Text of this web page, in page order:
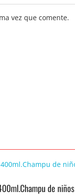
vez que comente.
de niños